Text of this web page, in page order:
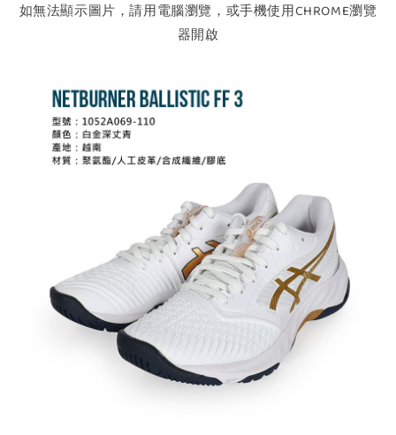
如無法顯示圖片，請用電腦瀏覽，或手機使用CHROME瀏覽
器開啟